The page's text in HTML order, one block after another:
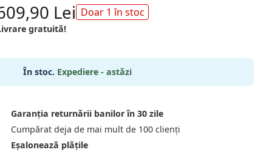
Lei Doar 1 în stoc
gratuită!
În stoc. Expediere - astăzi
Garanția returnării banilor în 30 zile
Cumpărat deja de mai mult de 100 clienți
Eșalonează plățile